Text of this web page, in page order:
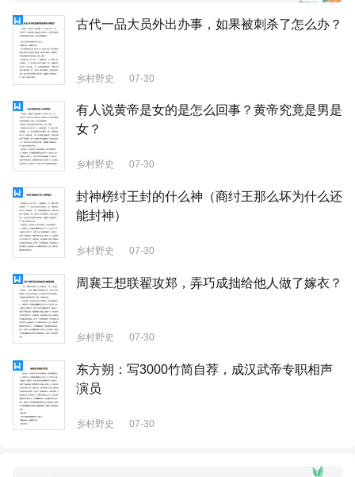
古代一品大员外出办事，如果被刺杀了怎么办？
乡村野史 07-30
有人说黄帝是女的是怎么回事？黄帝究竟是男是
女？
乡村野史 07-30
封神榜纣王封的什么神（商纣王那么坏为什么还
能封神）
乡村野史 07-30
周襄王想联翟攻郑，弄巧成拙给他人做了嫁衣？
乡村野史 07-30
东方朔：写3000竹简自荐，成汉武帝专职相声
演员
乡村野史 07-30